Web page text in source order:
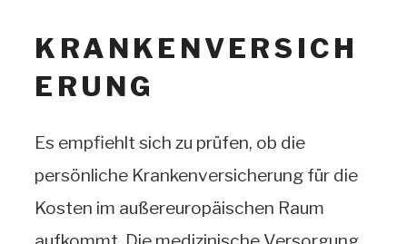
KRANKENVERSICH
ERUNG
Es empfiehlt sich zu prüfen, ob die
persönliche Krankenversicherung für die
Kosten im außereuropäischen Raum